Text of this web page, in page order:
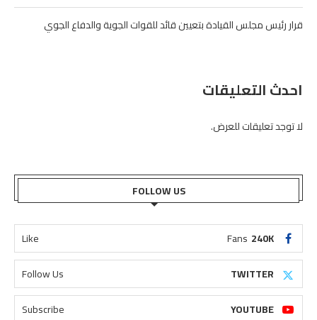
قرار رئيس مجلس القيادة بتعيين قائد للقوات الجوية والدفاع الجوي
احدث التعليقات
لا توجد تعليقات للعرض.
FOLLOW US
240K
Fans
Like
TWITTER
Follow Us
YOUTUBE
Subscribe